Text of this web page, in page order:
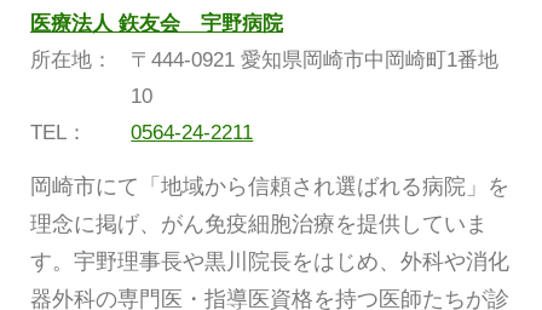
医療法人 鉃友会 宇野病院
所在地：
〒444-0921 愛知県岡崎市中岡崎町1番地
10
TEL：
0564-24-2211
岡崎市にて「地域から信頼され選ばれる病院」を
理念に掲げ、がん免疫細胞治療を提供していま
す。宇野理事長や黒川院長をはじめ、外科や消化
器外科の専門医・指導医資格を持つ医師たちが診